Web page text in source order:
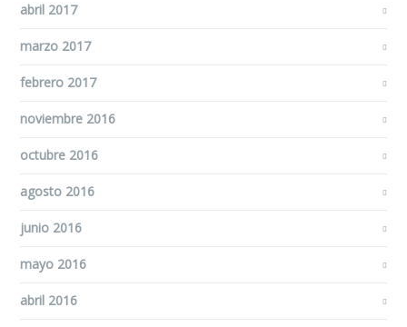
abril 2017
marzo 2017
febrero 2017
noviembre 2016
octubre 2016
agosto 2016
junio 2016
mayo 2016
abril 2016